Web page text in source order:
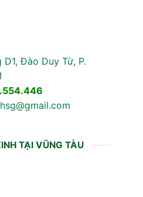
Đào Duy Từ, P.
TẠI VŨNG TÀU